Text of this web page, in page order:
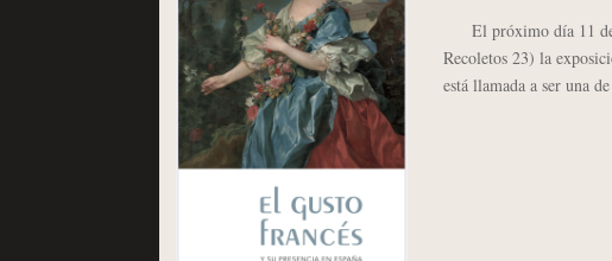
El próximo día 11 de
Recoletos 23) la
está llamada a ser una